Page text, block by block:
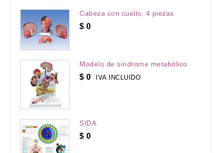
Cabeza con cuello, 4 piezas
$ 0
Modelo de síndrome metabólico
$ 0 IVA INCLUIDO
SIDA
$ 0